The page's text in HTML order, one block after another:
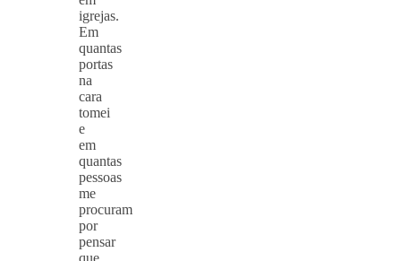
igrejas.
Em
quantas
portas
na
cara
tomei
e
em
quantas
pessoas
me
procuram
por
pensar
que